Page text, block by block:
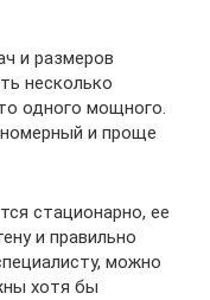
и размеров
несколько
одного мощного.
и проще
стационарно, ее
и правильно
можно
хотя бы